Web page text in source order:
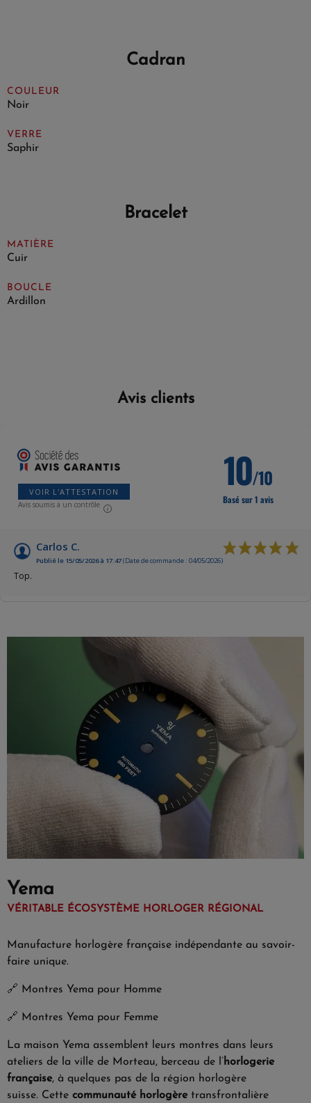
Cadran
COULEUR
Noir
VERRE
Saphir
Bracelet
MATIÈRE
Cuir
BOUCLE
Ardillon
Avis clients
VOIR L'ATTESTATION
Avis soumis à un contrôle
10/10
Basé sur 1 avis
Carlos C.
Publié le 15/05/2026 à 17:47(Date de commande : 04/05/2026)
Top.
Yema
VÉRITABLE ÉCOSYSTÈME HORLOGER RÉGIONAL
Manufacture horlogère française indépendante au savoir-
faire unique.
🔗 Montres Yema pour Homme
🔗 Montres Yema pour Femme
La maison Yema assemblent leurs montres dans leurs
ateliers de la ville de Morteau, berceau de l’horlogerie
française, à quelques pas de la région horlogère
suisse. Cette communauté horlogèretransfrontalière